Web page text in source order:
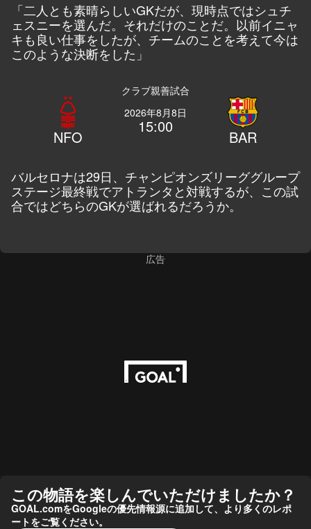
「二人とも素晴らしいGKだが、現時点ではシュチ
ェスニーを選んだ。それだけのことだ。以前イニャ
キも良い仕事をしたが、チームのことを考えて今は
このような決断をした」
クラブ親善試合
NFO
2026年8月8日
15:00
BAR
バルセロナは29日、チャンピオンズリーググループ
ステージ最終戦でアトランタと対戦するが、この試
合ではどちらのGKが選ばれるだろうか。
広告
この物語を楽しんでいただけましたか？
GOAL.comをGoogleの優先情報源に追加して、より多くのレポ
ートをご覧ください。